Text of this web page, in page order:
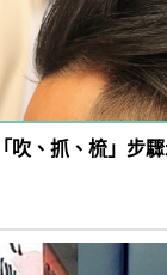
吹、抓、梳」步